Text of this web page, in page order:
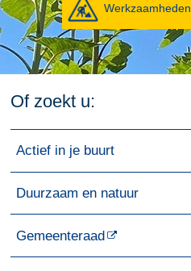
Werkzaamheden
Of zoekt u:
Actief in je buurt
Duurzaam en natuur
Gemeenteraad